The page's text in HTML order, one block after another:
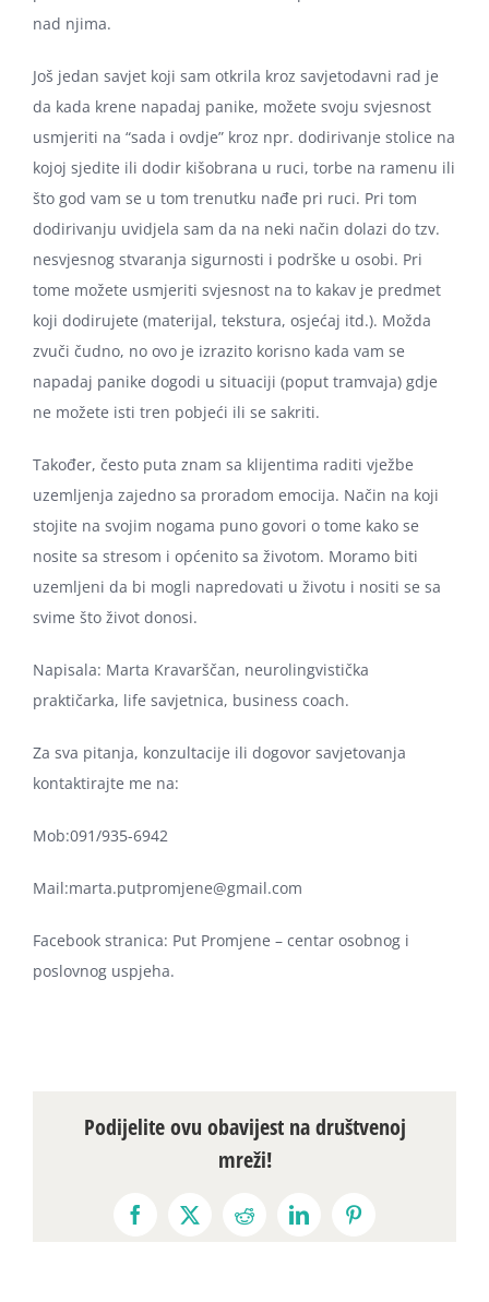
nad njima.
Još jedan savjet koji sam otkrila kroz savjetodavni rad je
da kada krene napadaj panike, možete svoju svjesnost
usmjeriti na “sada i ovdje” kroz npr. dodirivanje stolice na
kojoj sjedite ili dodir kišobrana u ruci, torbe na ramenu ili
što god vam se u tom trenutku nađe pri ruci. Pri tom
dodirivanju uvidjela sam da na neki način dolazi do tzv.
nesvjesnog stvaranja sigurnosti i podrške u osobi. Pri
tome možete usmjeriti svjesnost na to kakav je predmet
koji dodirujete (materijal, tekstura, osjećaj itd.). Možda
zvuči čudno, no ovo je izrazito korisno kada vam se
napadaj panike dogodi u situaciji (poput tramvaja) gdje
ne možete isti tren pobjeći ili se sakriti.
Također, često puta znam sa klijentima raditi vježbe
uzemljenja zajedno sa proradom emocija. Način na koji
stojite na svojim nogama puno govori o tome kako se
nosite sa stresom i općenito sa životom. Moramo biti
uzemljeni da bi mogli napredovati u životu i nositi se sa
svime što život donosi.
Napisala: Marta Kravarščan, neurolingvistička
praktičarka, life savjetnica, business coach.
Za sva pitanja, konzultacije ili dogovor savjetovanja
kontaktirajte me na:
Mob:091/935-6942
Mail:marta.putpromjene@gmail.com
Facebook stranica: Put Promjene – centar osobnog i
poslovnog uspjeha.
Podijelite ovu obavijest na društvenoj
mreži!
Facebook
X RedditLinkedInPinterest